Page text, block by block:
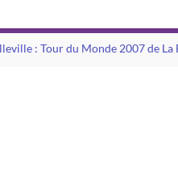
: Tour du Monde 2007 de La